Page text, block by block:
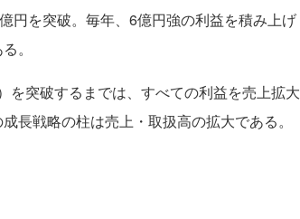
円を突破。毎年、6億円強の利益を積み上げ
。
突破するまでは、すべての利益を売上拡大
長戦略の柱は売上・取扱高の拡大である。